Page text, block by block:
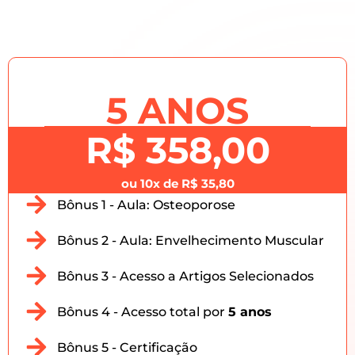
5 ANOS
R$ 358,00
ou 10x de R$ 35,80
Bônus 1 - Aula: Osteoporose
Bônus 2 - Aula: Envelhecimento Muscular
Bônus 3 - Acesso a Artigos Selecionados
Bônus 4 - Acesso total por5 anos
Bônus 5 - Certificação